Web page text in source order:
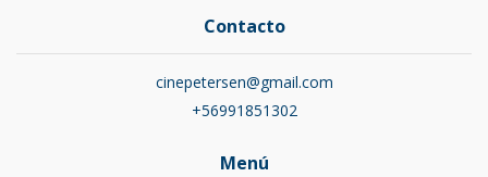
Contacto
cinepetersen@gmail.com
+56991851302
Menú